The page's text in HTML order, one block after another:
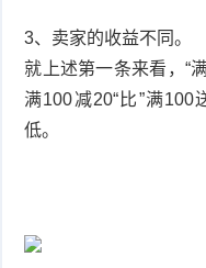
3、卖家的收益不同。
就上述第一条来看，“
满100减20“比”满100
低。